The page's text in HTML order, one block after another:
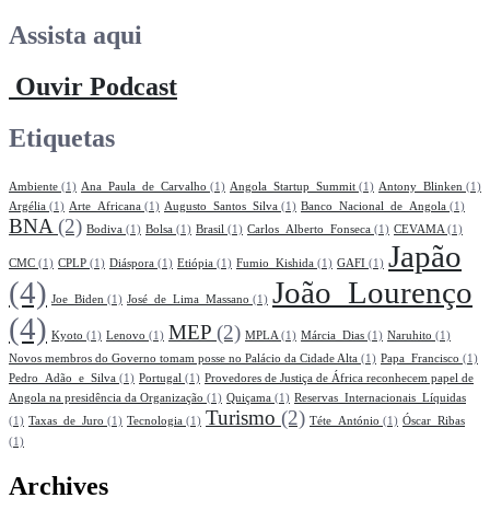
Assista aqui
Ouvir Podcast
Etiquetas
Ambiente (1) Ana_Paula_de_Carvalho (1) Angola_Startup_Summit (1) Antony_Blinken (1)
Argélia (1) Arte_Africana (1) Augusto_Santos_Silva (1) Banco_Nacional_de_Angola (1)
BNA (2) Bodiva (1) Bolsa (1) Brasil (1) Carlos_Alberto_Fonseca (1) CEVAMA (1)
CMC (1) CPLP (1) Diáspora (1) Etiópia (1) Fumio_Kishida (1) GAFI (1) Japão
(4) Joe_Biden (1) José_de_Lima_Massano (1) João_Lourenço
(4) Kyoto (1) Lenovo (1) MEP (2) MPLA (1) Márcia_Dias (1) Naruhito (1)
Novos membros do Governo tomam posse no Palácio da Cidade Alta (1) Papa_Francisco (1)
Pedro_Adão_e_Silva (1) Portugal (1) Provedores de Justiça de África reconhecem papel de
Angola na presidência da Organização (1) Quiçama (1) Reservas_Internacionais_Líquidas
(1) Taxas_de_Juro (1) Tecnologia (1) Turismo (2) Téte_António (1) Óscar_Ribas
(1)
Archives